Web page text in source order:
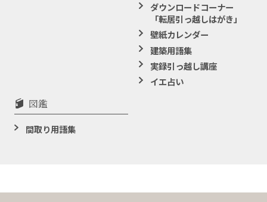
ダウンロードコーナー
「転居引っ越しはがき」
壁紙カレンダー
建築用語集
実録引っ越し講座
イエ占い
図鑑
間取り用語集